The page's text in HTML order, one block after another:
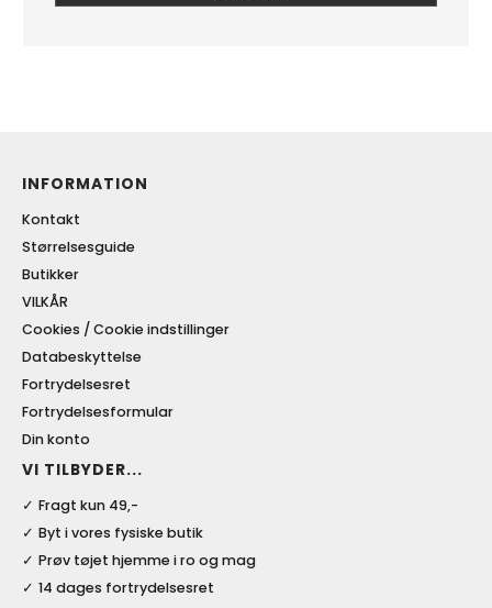
INFORMATION
Kontakt
Størrelsesguide
Butikker
VILKÅR
Cookies / Cookie indstillinger
Databeskyttelse
Fortrydelsesret
Fortrydelsesformular
Din konto
VI TILBYDER...
Fragt kun 49,-
Byt i vores fysiske butik
Prøv tøjet hjemme i ro og mag
14 dages fortrydelsesret